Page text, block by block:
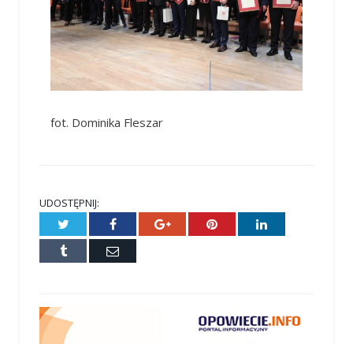
fot. Dominika Fleszar
UDOSTĘPNIJ:
Twitter Facebook Google+ Pinterest LinkedIn
Tumblr
E-